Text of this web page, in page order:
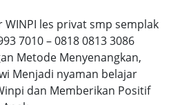
WINPI les privat smp semplak
7010 – 0818 0813 3086
Metode Menyenangkan,
Menjadi nyaman belajar
dan Memberikan Positif